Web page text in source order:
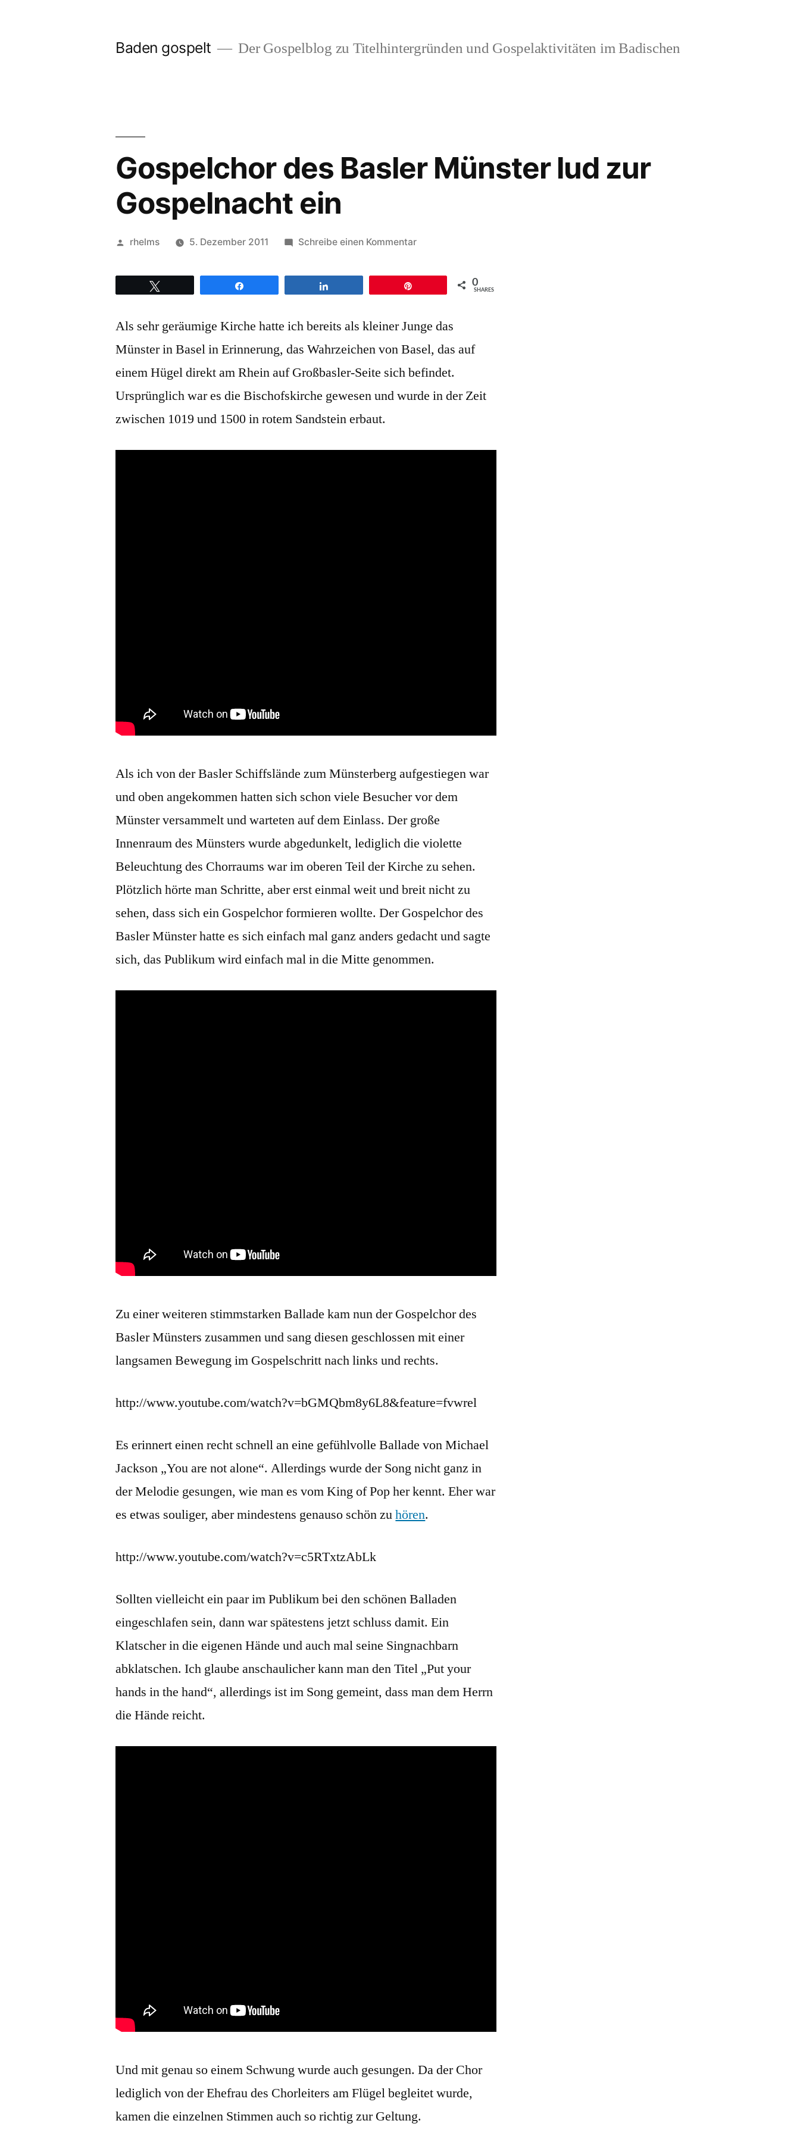
Baden gospelt Der Gospelblog zu Titelhintergründen und Gospelaktivitäten im Badischen
Gospelchor des Basler Münster lud zur
Gospelnacht ein
Veröffentlicht
rhelms 5. Dezember 2011 Schreibe einen Kommentarzu
des
lud
Gospelnacht
ein
0
SHARES
Als sehr geräumige Kirche hatte ich bereits als kleiner Junge das
Münster in Basel in Erinnerung, das Wahrzeichen von Basel, das auf
einem Hügel direkt am Rhein auf Großbasler-Seite sich befindet.
Ursprünglich war es die Bischofskirche gewesen und wurde in der Zeit
zwischen 1019 und 1500 in rotem Sandstein erbaut.
Als ich von der Basler Schiffslände zum Münsterberg aufgestiegen war
und oben angekommen hatten sich schon viele Besucher vor dem
Münster versammelt und warteten auf dem Einlass. Der große
Innenraum des Münsters wurde abgedunkelt, lediglich die violette
Beleuchtung des Chorraums war im oberen Teil der Kirche zu sehen.
Plötzlich hörte man Schritte, aber erst einmal weit und breit nicht zu
sehen, dass sich ein Gospelchor formieren wollte. Der Gospelchor des
Basler Münster hatte es sich einfach mal ganz anders gedacht und sagte
sich, das Publikum wird einfach mal in die Mitte genommen.
Zu einer weiteren stimmstarken Ballade kam nun der Gospelchor des
Basler Münsters zusammen und sang diesen geschlossen mit einer
langsamen Bewegung im Gospelschritt nach links und rechts.
http://www.youtube.com/watch?v=bGMQbm8y6L8&feature=fvwrel
Es erinnert einen recht schnell an eine gefühlvolle Ballade von Michael
Jackson „You are not alone“. Allerdings wurde der Song nicht ganz in
der Melodie gesungen, wie man es vom King of Pop her kennt. Eher war
es etwas souliger, aber mindestens genauso schön zuhören.
http://www.youtube.com/watch?v=c5RTxtzAbLk
Sollten vielleicht ein paar im Publikum bei den schönen Balladen
eingeschlafen sein, dann war spätestens jetzt schluss damit. Ein
Klatscher in die eigenen Hände und auch mal seine Singnachbarn
abklatschen. Ich glaube anschaulicher kann man den Titel „Put your
hands in the hand“, allerdings ist im Song gemeint, dass man dem Herrn
die Hände reicht.
Und mit genau so einem Schwung wurde auch gesungen. Da der Chor
lediglich von der Ehefrau des Chorleiters am Flügel begleitet wurde,
kamen die einzelnen Stimmen auch so richtig zur Geltung.